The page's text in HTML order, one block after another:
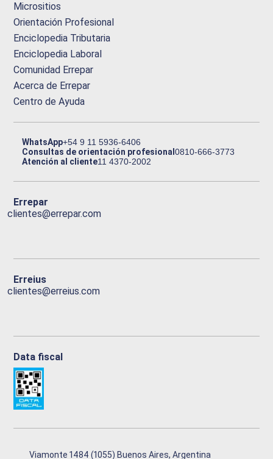
Micrositios
Orientación Profesional
Enciclopedia Tributaria
Enciclopedia Laboral
Comunidad Errepar
Acerca de Errepar
Centro de Ayuda
WhatsApp+54 9 11 5936-6406
Consultas de orientación profesional0810-666-3773
Atención al cliente11 4370-2002
Errepar
clientes@errepar.com
Erreius
clientes@erreius.com
Data fiscal
Viamonte 1484 (1055) Buenos Aires, Argentina